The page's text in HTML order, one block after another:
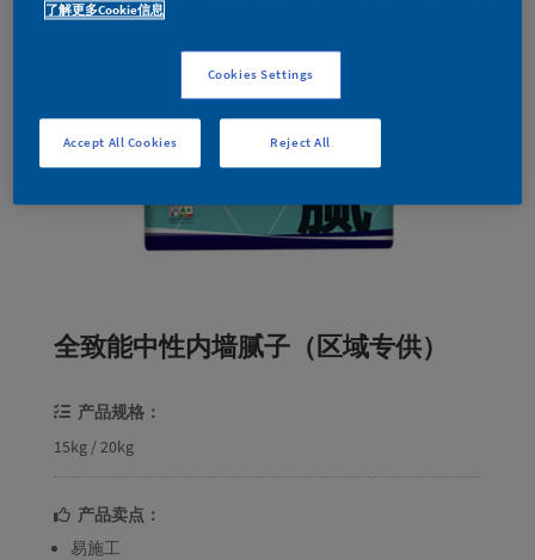
全致能中性内墙腻子（区域专供）
产品规格：
15kg / 20kg
产品卖点：
易施工
了解更多Cookie信息
Cookies Settings
Reject All
Accept All Cookies